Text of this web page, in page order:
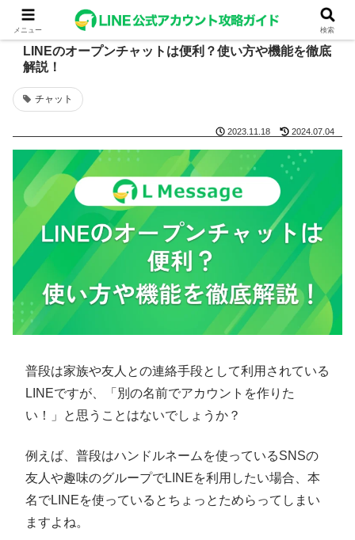
LINEのオープンチャットは便利？使い方や機能を徹底
解説！
チャット
2023.11.18 2024.07.04
普段は家族や友人との連絡手段として利用されている
LINEですが、「別の名前でアカウントを作りた
い！」と思うことはないでしょうか？
例えば、普段はハンドルネームを使っているSNSの
友人や趣味のグループでLINEを利用したい場合、本
名でLINEを使っているとちょっとためらってしまい
ますよね。
メニュー 検索